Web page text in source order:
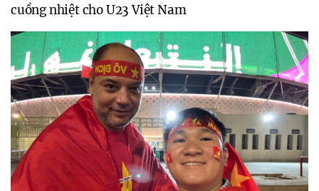
cuồng nhiệt cho U23 Việt Nam